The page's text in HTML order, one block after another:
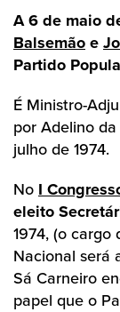
A 6 de maio
Balsemão e
Partido
É Ministro-
por Adelino
julho de 1974.
No I
eleito
1974, (o cargo
Nacional será
Sá Carneiro
papel que o